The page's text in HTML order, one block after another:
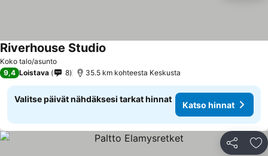
Koko talo/asunto
Riverhouse Studio
9,4 Loistava 8 35.5 km kohteesta Keskusta
Valitse päivät nähdäksesi tarkat hinnat
Katso hinnat
Jaa